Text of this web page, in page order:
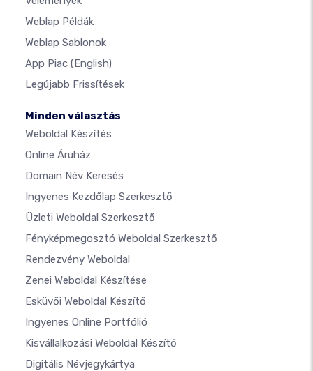
Weblap Példák
Weblap Sablonok
App Piac (English)
Legújabb Frissítések
Minden választás
Weboldal Készítés
Online Áruház
Domain Név Keresés
Ingyenes Kezdőlap Szerkesztő
Üzleti Weboldal Szerkesztő
Fényképmegosztó Weboldal Szerkesztő
Rendezvény Weboldal
Zenei Weboldal Készítése
Esküvői Weboldal Készítő
Ingyenes Online Portfólió
Kisvállalkozási Weboldal Készítő
Digitális Névjegykártya